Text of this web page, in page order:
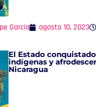
García agosto 10, 2023
El Estado
indígenas y
Nicaragua